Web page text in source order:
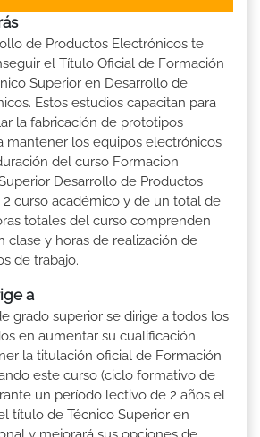
de Productos Electrónicos te
el Título Oficial de Formación
Superior en Desarrollo de
Estos estudios capacitan para
la fabricación de prototipos
mantener los equipos electrónicos
del curso Formacion
Desarrollo de Productos
curso académico y de un total de
totales del curso comprenden
clase y horas de realización de
de trabajo.
a
grado superior se dirige a todos los
en aumentar su cualificación
la titulación oficial de Formación
este curso (ciclo formativo de
un período lectivo de 2 años el
título de Técnico Superior en